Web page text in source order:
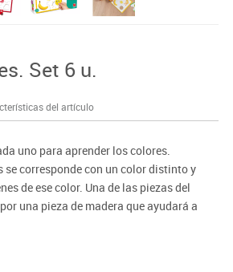
Set 6 u.
del artículo
uno para aprender los colores.
se corresponde con un color distinto y
de ese color. Una de las piezas del
una pieza de madera que ayudará a